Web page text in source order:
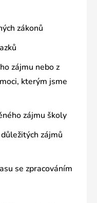
zákonů
zájmu nebo z
kterým jsme
zájmu školy
zájmů
se zpracováním